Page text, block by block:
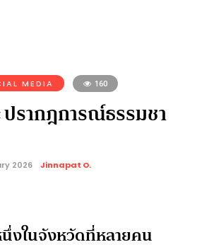
MEDIA 160
ปรากฎการณ์ธรรมชา
2026 Jinnapat O.
นึ่งในจังหวัดที่หลายคน